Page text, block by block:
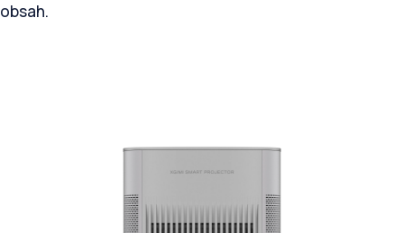
obsah.